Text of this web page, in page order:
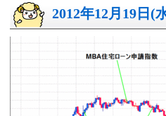
2012年12月19日(